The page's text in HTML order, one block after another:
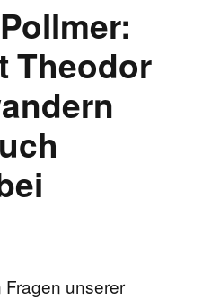
Theodor
unserer